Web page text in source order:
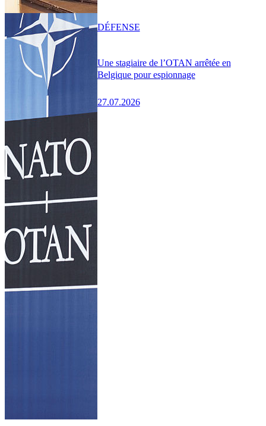
Une stagiaire de l’OTAN arrêtée en
Belgique pour espionnage
27.07.2026
DÉFENSE